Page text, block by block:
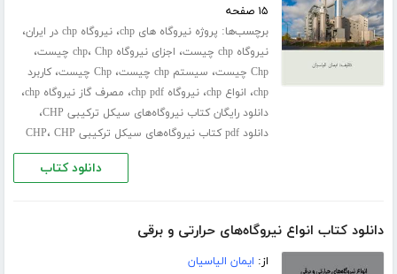
۱۵ صفحه
برچسب‌ها: پروژه نیروگاه های chp ،نیروگاه chp در ایران ،
نیروگاه chp چیست ، اجزای نیروگاه chp ، Chp چیست ،
Chp چیست ، سیستم chp چیست ،Chp چیست ،کاربرد
chp، انواع chp ،نیروگاه chp pdf ، مصرف گاز نیروگاه chp ،
دانلود رایگان کتاب نیروگاه‌های سیکل ترکیبی CHP ،
دانلود pdf کتاب نیروگاه‌های سیکل ترکیبی CHP ، CHP
دانلود کتاب
دانلود کتاب انواع نیروگاه‌های حرارتی و برقی
از: ایمان الیاسیان